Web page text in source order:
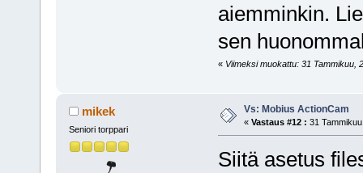
aiemminkin.
sen
« Viimeksi muokattu: 31 Tammikuu,
mikek
Seniori torppari
Vs: Mobius ActionCam
« Vastaus #12 : 31
Siitä asetus